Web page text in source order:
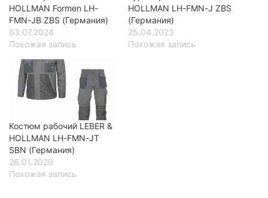
HOLLMAN Formen LH-
FMN-JB ZBS (Германия)
03.07.2024
Похожая запись
HOLLMAN LH-FMN-J ZBS
(Германия)
25.04.2023
Похожая запись
Костюм рабочий LEBER &
HOLLMAN LH-FMN-JT
SBN (Германия)
26.01.2020
Похожая запись